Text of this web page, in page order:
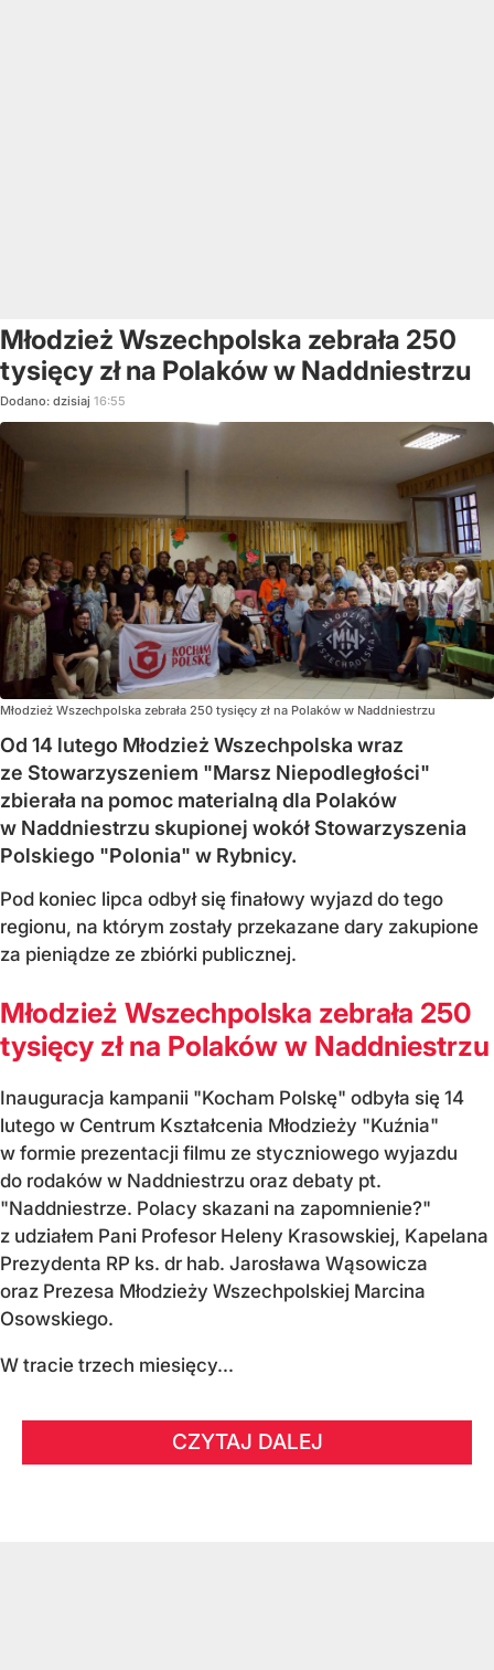
Młodzież Wszechpolska zebrała 250
tysięcy zł na Polaków w Naddniestrzu
Dodano: dzisiaj 16:55
Młodzież Wszechpolska zebrała 250 tysięcy zł na Polaków w Naddniestrzu
Od 14 lutego Młodzież Wszechpolska wraz
ze Stowarzyszeniem "Marsz Niepodległości"
zbierała na pomoc materialną dla Polaków
w Naddniestrzu skupionej wokół Stowarzyszenia
Polskiego "Polonia" w Rybnicy.
Pod koniec lipca odbył się finałowy wyjazd do tego
regionu, na którym zostały przekazane dary zakupione
za pieniądze ze zbiórki publicznej.
Młodzież Wszechpolska zebrała 250
tysięcy zł na Polaków w Naddniestrzu
Inauguracja kampanii "Kocham Polskę" odbyła się 14
lutego w Centrum Kształcenia Młodzieży "Kuźnia"
w formie prezentacji filmu ze styczniowego wyjazdu
do rodaków w Naddniestrzu oraz debaty pt.
"Naddniestrze. Polacy skazani na zapomnienie?"
z udziałem Pani Profesor Heleny Krasowskiej, Kapelana
Prezydenta RP ks. dr hab. Jarosława Wąsowicza
oraz Prezesa Młodzieży Wszechpolskiej Marcina
Osowskiego.
W tracie trzech miesięcy...
CZYTAJ DALEJ